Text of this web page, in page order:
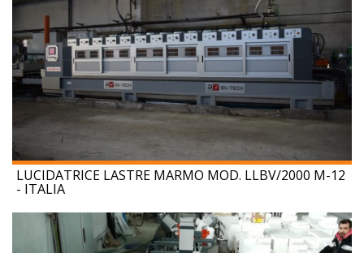
LUCIDATRICE LASTRE MARMO MOD. LLBV/2000 M-12
- ITALIA